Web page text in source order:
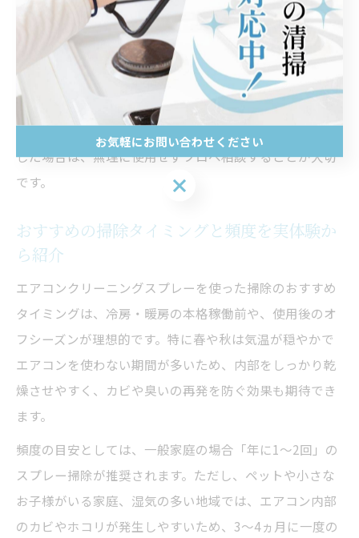
また、エアコン内部に洗浄液や水分が残るとカビや異臭
の原因となるため、作業後は最低1時間以上送風運転を
行い、内部をしっかり乾燥させましょう。説明書通りに
作業を進めることでトラブルを防げます。もし「エアコ
ン洗浄スプレー 使ってしまった」後に異音や異臭が発生
した場合は、無理に使用せずプロへ相談することが大切
です。
おすすめの掃除タイミングと頻度を実体験か
ら紹介
エアコンクリーニングスプレーを使った掃除のおすすめ
タイミングは、冷房・暖房の本格稼働前や、使用後のオ
フシーズンが理想的です。特に春や秋は気温が穏やかで
エアコンを使わない期間が多いため、内部をしっかり乾
燥させやすく、カビや臭いの再発を防ぐ効果も期待でき
ます。
頻度の目安としては、一般家庭の場合「年に1〜2回」の
スプレー掃除が推奨されます。ただし、ペットや小さな
お子様がいる家庭、湿気の多い地域では、エアコン内部
のカビやホコリが発生しやすいため、3〜4ヵ月に一度の
お気軽にお問い合わせください
お気軽にお問い合わせください